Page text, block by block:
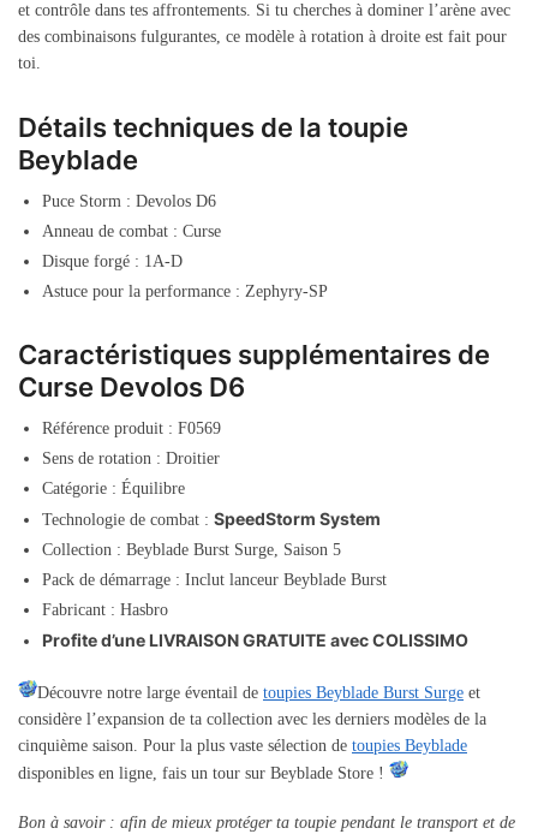
et contrôle dans tes affrontements. Si tu cherches à dominer l’arène avec
des combinaisons fulgurantes, ce modèle à rotation à droite est fait pour
toi.
Détails techniques de la toupie
Beyblade
Puce Storm : Devolos D6
Anneau de combat : Curse
Disque forgé : 1A-D
Astuce pour la performance : Zephyry-SP
Caractéristiques supplémentaires de
Curse Devolos D6
Référence produit : F0569
Sens de rotation : Droitier
Catégorie : Équilibre
Technologie de combat : SpeedStorm System
Collection : Beyblade Burst Surge, Saison 5
Pack de démarrage : Inclut lanceur Beyblade Burst
Fabricant : Hasbro
Profite d’une LIVRAISON GRATUITE avec COLISSIMO
Découvre notre large éventail de toupies Beyblade Burst Surge et
considère l’expansion de ta collection avec les derniers modèles de la
cinquième saison. Pour la plus vaste sélection de toupies Beyblade
disponibles en ligne, fais un tour sur Beyblade Store !
Bon à savoir : afin de mieux protéger ta toupie pendant le transport et de